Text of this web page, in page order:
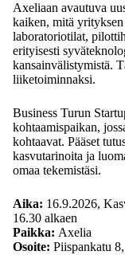
Axeliaan avautuva
kaiken, mitä
laboratoriotilat,
erityisesti
kansainvälistymistä.
liiketoiminnaksi.
Business Turun
kohtaamispaikan,
kohtaavat. Pääset
kasvutarinoita ja
omaa tekemistäsi.
Aika: 16.9.2026,
16.30 alkaen
Paikka: Axelia
Osoite: Piispankatu